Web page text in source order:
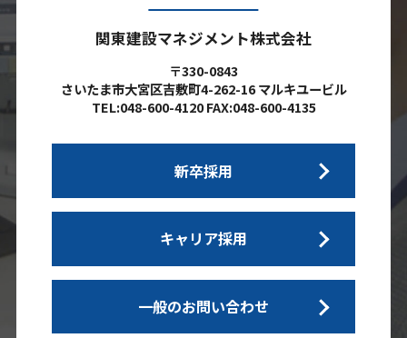
関東建設マネジメント株式会社
〒330-0843
さいたま市大宮区吉敷町4-262-16 マルキユービル
TEL:048-600-4120 FAX:048-600-4135
新卒採用
キャリア採用
一般のお問い合わせ